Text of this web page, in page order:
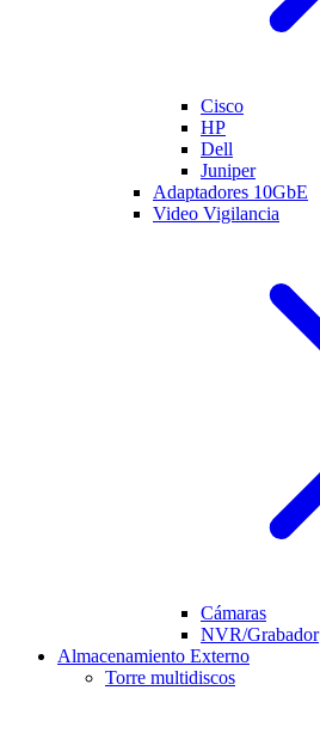
Cisco
HP
Dell
Juniper
Adaptadores 10GbE
Video Vigilancia
Cámaras
NVR/Grabador
Almacenamiento Externo
Torre multidiscos